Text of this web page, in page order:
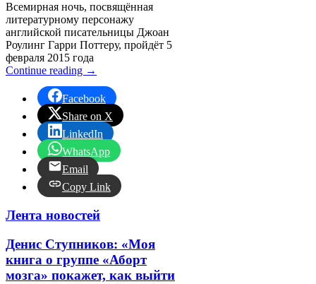
Всемирная ночь, посвящённая
литературному персонажу
английской писательницы Джоан
Роулинг Гарри Поттеру, пройдёт 5
февраля 2015 года
Continue reading →
Facebook
Share on X
LinkedIn
WhatsApp
Email
Copy Link
Лента новостей
Денис Ступников: «Моя
книга о группе «Аборт
мозга» покажет, как выйти